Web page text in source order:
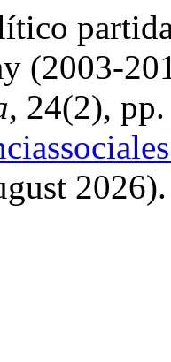
(2003-
, 24(2),
2026).